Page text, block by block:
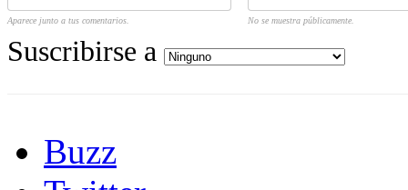
Aparece junto a tus comentarios. No se muestra públicamente.
Suscribirse a
Buzz